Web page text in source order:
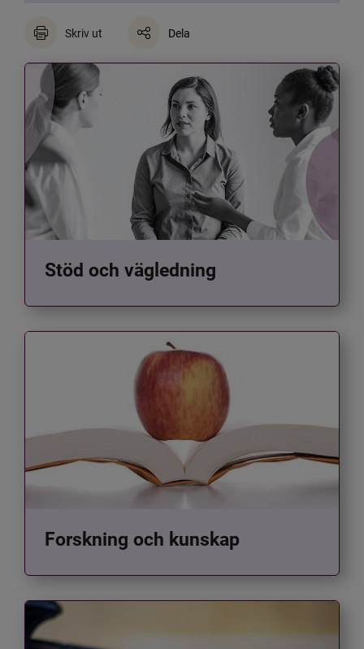
Skriv ut Dela
Stöd och vägledning
Forskning och kunskap